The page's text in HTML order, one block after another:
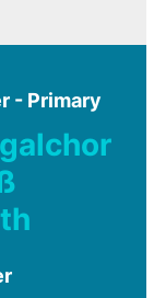
- Primary